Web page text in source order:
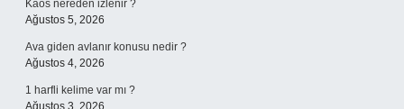
Kaos nereden izlenir ?
Ağustos 5, 2026
Ava giden avlanır konusu nedir ?
Ağustos 4, 2026
1 harfli kelime var mı ?
Ağustos 3, 2026